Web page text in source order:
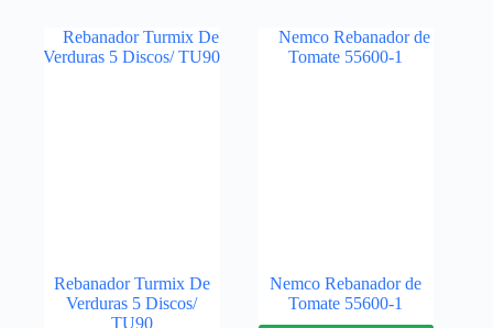
Rebanador Turmix De
Verduras 5 Discos/
TU90
Nemco Rebanador de
Tomate 55600-1